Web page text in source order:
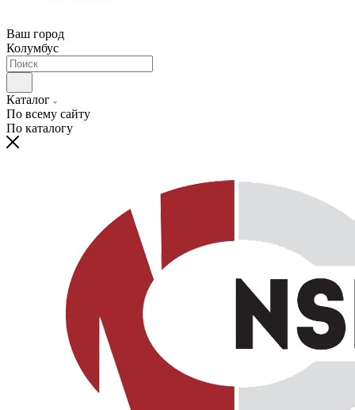
Ваш город
Колумбус
Каталог
По всему сайту
По каталогу